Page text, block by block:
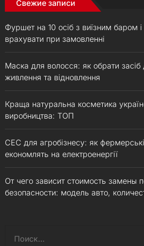
Свежие записи
Фуршет на 10 осіб з виїзним баром
врахувати при замовленні
Маска для волосся: як обрати
живлення та відновлення
Краща натуральна косметика
виробництва: ТОП
СЕС для агробізнесу: як
економлять на електроенергії
От чего зависит стоимость замены
безопасности: модель авто,